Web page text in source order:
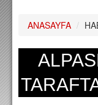
PUAN
FİKSTÜR
A TAKIM
ANASAYFA /